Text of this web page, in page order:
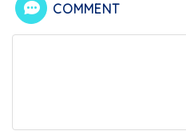
COMMENT